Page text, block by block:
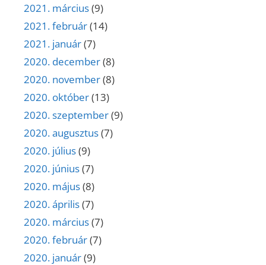
2021. március(9)
2021. február(14)
2021. január(7)
2020. december(8)
2020. november(8)
2020. október(13)
2020. szeptember(9)
2020. augusztus(7)
2020. július(9)
2020. június(7)
2020. május(8)
2020. április(7)
2020. március(7)
2020. február(7)
2020. január(9)